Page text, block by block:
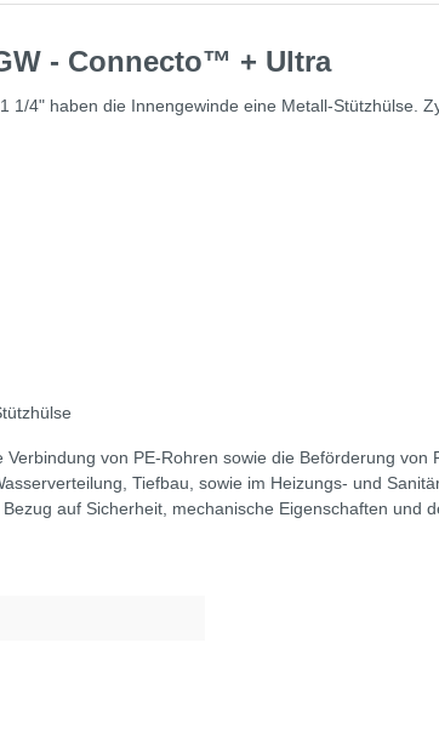
- Connecto™ + Ultra
1/4" haben die Innengewinde eine Metall-Stützhülse.
von PE-Rohren sowie die Beförderung
Tiefbau, sowie im Heizungs- und
auf Sicherheit, mechanische Eigenschaften und